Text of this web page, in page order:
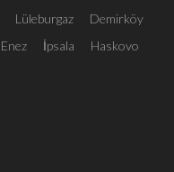
Lüleburgaz
Demirköy
Enez İpsala
Haskovo